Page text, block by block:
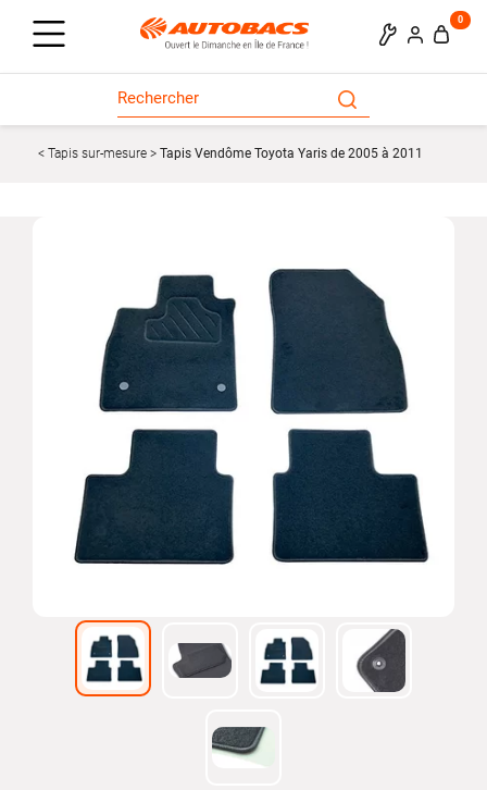
0
Tapis sur-mesure Tapis Vendôme Toyota Yaris de 2005 à 2011